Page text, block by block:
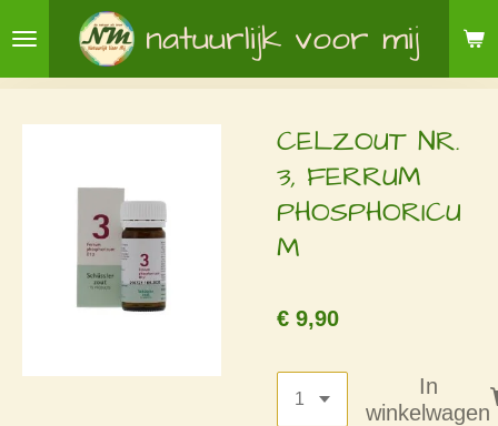
direct
naar
natuurlijk voor mij
CELZOUT NR.
3, FERRUM
PHOSPHORICU
M
€ 9,90
In
winkelwagen